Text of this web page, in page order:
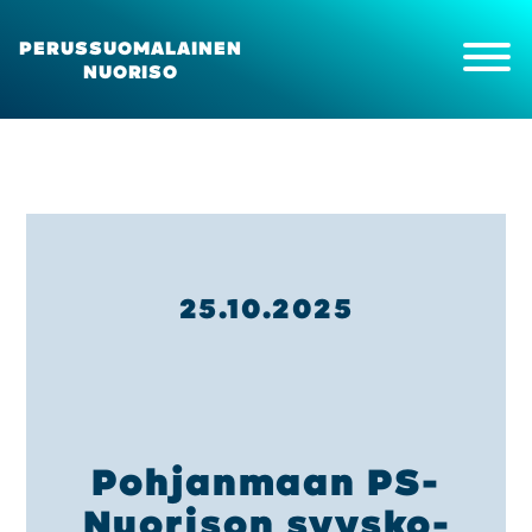
PERUSSUOMALAINEN
NUORISO
Pal­kit­se­mi­nen
Jäse­nek­si
About us
25.10.2025
Poh­jan­maan PS-